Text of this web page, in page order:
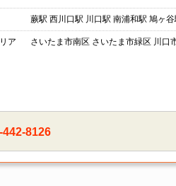
蕨駅 西川口駅 川口駅 南浦和駅 鳩ヶ谷
ア さいたま市南区 さいたま市緑区 川口
442-8126